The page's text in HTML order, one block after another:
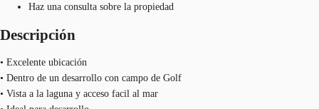
Haz una consulta sobre la propiedad
Descripción
• Excelente ubicación
• Dentro de un desarrollo con campo de Golf
• Vista a la laguna y acceso facil al mar